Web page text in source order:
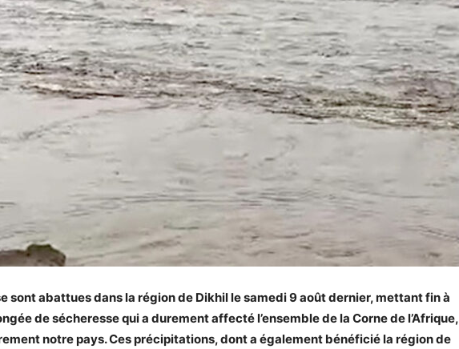
sont abattues dans la région de Dikhil le samedi 9 août dernier, mettant fin à
de sécheresse qui a durement affecté l’ensemble de la Corne de l’Afrique,
notre pays. Ces précipitations, dont a également bénéficié la région de